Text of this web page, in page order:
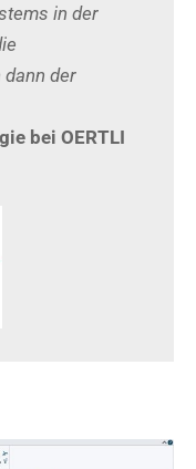
in der
der
bei OERTLI